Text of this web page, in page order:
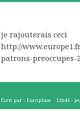
je rajouterais ceci
http://
patrons-preoccupes-
Écrit par : Europium 11h46 -